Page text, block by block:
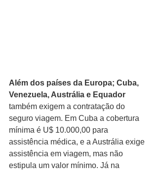
Além dos países da Europa; Cuba,
Venezuela, Austrália e Equador
também exigem a contratação do
seguro viagem. Em Cuba a cobertura
mínima é U$ 10.000,00 para
assistência médica, e a Austrália exige
assistência em viagem, mas não
estipula um valor mínimo. Já na